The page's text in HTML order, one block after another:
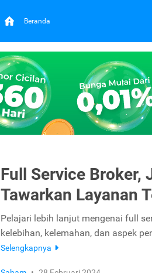
Beranda
Full Service Broker,
Tawarkan Layanan
Pelajari lebih lanjut mengenai full
kelebihan, kelemahan, dan aspek
Selengkapnya